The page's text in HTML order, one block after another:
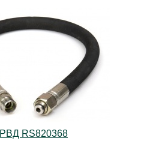
РВД RS820368